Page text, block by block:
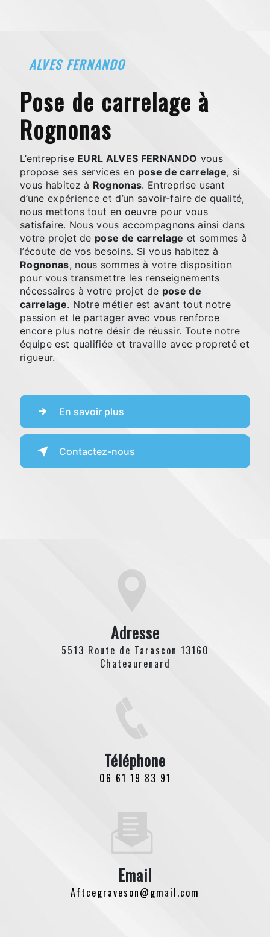
ALVES FERNANDO
pose de carrelage à
Rognonas
L’entreprise EURL ALVES FERNANDO vous
propose ses services en pose de carrelage, si
vous habitez à Rognonas. Entreprise usant
d’une expérience et d’un savoir-faire de qualité,
nous mettons tout en oeuvre pour vous
satisfaire. Nous vous accompagnons ainsi dans
votre projet de pose de carrelage et sommes à
l’écoute de vos besoins. Si vous habitez à
Rognonas, nous sommes à votre disposition
pour vous transmettre les renseignements
nécessaires à votre projet de pose de
carrelage. Notre métier est avant tout notre
passion et le partager avec vous renforce
encore plus notre désir de réussir. Toute notre
équipe est qualifiée et travaille avec propreté et
rigueur.
En savoir plus
Contactez-nous
Adresse
5513 Route de Tarascon 13160
Chateaurenard
Téléphone
06 61 19 83 91
Email
aftcegraveson@gmail.com